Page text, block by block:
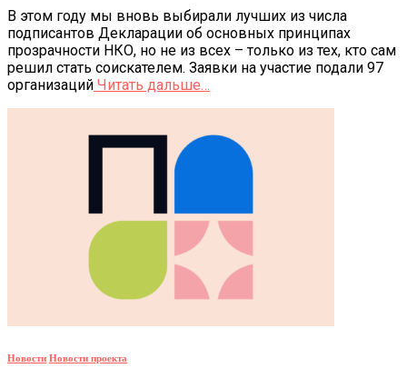
В этом году мы вновь выбирали лучших из числа
подписантов Декларации об основных принципах
прозрачности НКО, но не из всех – только из тех, кто сам
решил стать соискателем. Заявки на участие подали 97
организаций Читать дальше…
Новости Новости проекта